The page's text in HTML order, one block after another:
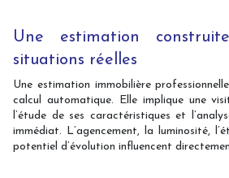
Une estimation
situations réelles
Une estimation immobilière
calcul automatique. Elle implique une
l’étude de ses caractéristiques et
immédiat. L’agencement, la luminosité,
potentiel d’évolution influencent